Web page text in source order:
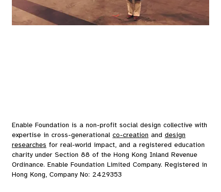
Enable Foundation is a non-profit social design collective with
expertise in cross-generational co-creation and design
researches for real-world impact, and a registered education
charity under Section 88 of the Hong Kong Inland Revenue
Ordinance. Enable Foundation Limited Company. Registered in
Hong Kong, Company No: 2429353